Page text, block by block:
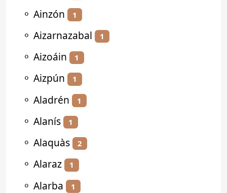
⚬ Ainzón 1
⚬ Aizarnazabal 1
⚬ Aizoáin 1
⚬ Aizpún 1
⚬ Aladrén 1
⚬ Alanís 1
⚬ Alaquàs 2
⚬ Alaraz 1
⚬ Alarba 1